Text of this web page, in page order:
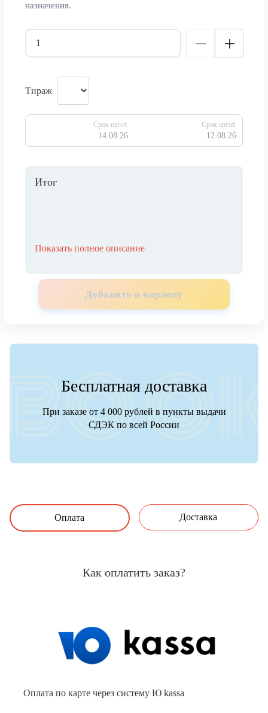
назначения.
Тираж
Срок изгот.
14.08.26
Срок изгот.
12.08.26
Итог
Показать полное описание
Добавить в корзину
Бесплатная доставка
При заказе от 4 000 рублей в пункты выдачи
СДЭК по всей России
Оплата Доставка
Как оплатить заказ?
Оплата по карте через систему Ю kassa